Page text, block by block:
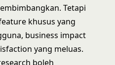
Tetapi
khusus yang
business impact
yang meluas.
boleh